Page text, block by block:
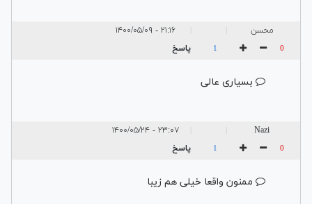
محسن ۲۱:۱۶ - ۱۴۰۰/۰۵/۰۹
0
1 پاسخ
بسیاری عالی
Nazi ۲۳:۰۷ - ۱۴۰۰/۰۵/۲۴
0
1 پاسخ
ممنون واقعا خیلی هم زیبا